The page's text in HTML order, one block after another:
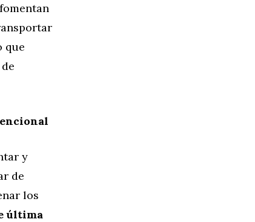
que
y
de
los
última